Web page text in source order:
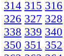
314 315 316
326 327 328
338 339 340
350 351 352